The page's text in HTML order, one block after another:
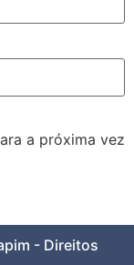
a próxima vez
- Direitos